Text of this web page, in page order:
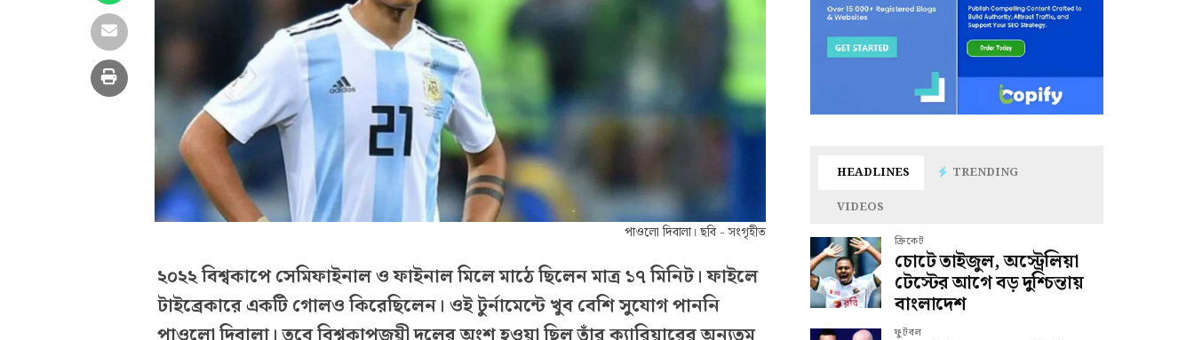
পাওলো দিবালা। ছবি - সংগৃহীত
২০২২ বিশ্বকাপে সেমিফাইনাল ও ফাইনাল মিলে মাঠে ছিলেন মাত্র ১৭ মিনিট। ফাইলে
টাইব্রেকারে একটি গোলও কিরেছিলেন। ওই টুর্নামেন্টে খুব বেশি সুযোগ পাননি
HEADLINES
TRENDING
VIDEOS
ক্রিকেট
চোটে তাইজুল, অস্ট্রেলিয়া
টেস্টের আগে বড় দুশ্চিন্তায়
বাংলাদেশ
ফুটবল